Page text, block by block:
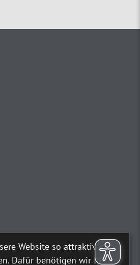
Website so attraktiv wie
Dafür benötigen wir Ihre